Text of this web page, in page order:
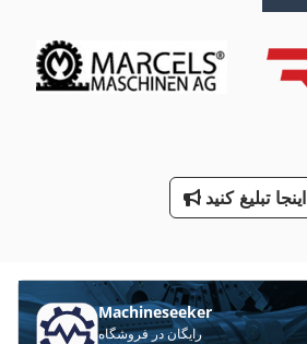
چرخ لنگر
کارگاه Tlg چرخ 138
اینجا تبلیغ کنید
Machineseeker
رایگان در فروشگاه